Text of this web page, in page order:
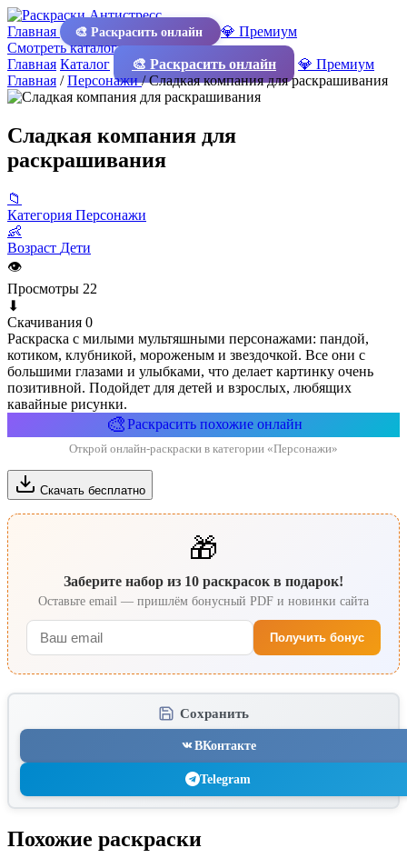
Главная 🎨 Раскрасить онлайн
💎 Премиум
Смотреть каталог
Главная Каталог 🎨 Раскрасить онлайн
💎 Премиум
Главная /Персонажи/Сладкая компания для раскрашивания
Сладкая компания для
раскрашивания
📁
Категория Персонажи
👶
Возраст Дети
👁
Просмотры 22
⬇
Скачивания 0
Раскраска с милыми мультяшными персонажами: пандой,
котиком, клубникой, мороженым и звездочкой. Все они с
большими глазами и улыбками, что делает картинку очень
позитивной. Подойдет для детей и взрослых, любящих
кавайные рисунки.
🎨Раскрасить похожие онлайн
Открой онлайн-раскраски в категории «Персонажи»
Скачать бесплатно
🎁
Заберите набор из 10 раскрасок в подарок!
Оставьте email — пришлём бонусный PDF и новинки сайта
Получить бонус
Сохранить
ВКонтакте
Telegram
Похожие раскраски